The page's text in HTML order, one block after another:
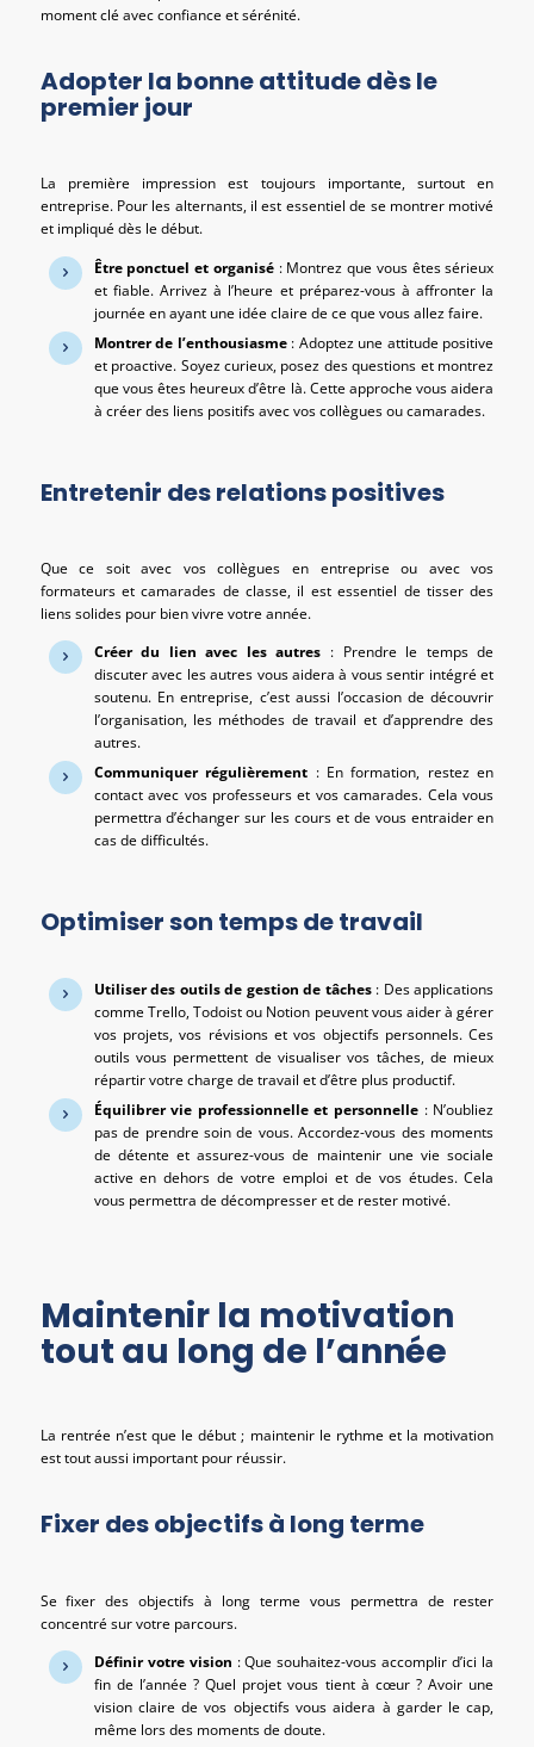
moment clé avec confiance et sérénité.
Adopter la bonne attitude dès le
premier jour
La première impression est toujours importante, surtout en
entreprise. Pour les alternants, il est essentiel de se montrer motivé
et impliqué dès le début.
Être ponctuel et organisé: Montrez que vous êtes sérieux
et fiable. Arrivez à l’heure et préparez-vous à affronter la
journée en ayant une idée claire de ce que vous allez faire.
Montrer de l’enthousiasme: Adoptez une attitude positive
et proactive. Soyez curieux, posez des questions et montrez
que vous êtes heureux d’être là. Cette approche vous aidera
à créer des liens positifs avec vos collègues ou camarades.
Entretenir des relations positives
Que ce soit avec vos collègues en entreprise ou avec vos
formateurs et camarades de classe, il est essentiel de tisser des
liens solides pour bien vivre votre année.
Créer du lien avec les autres : Prendre le temps de
discuter avec les autres vous aidera à vous sentir intégré et
soutenu. En entreprise, c’est aussi l’occasion de découvrir
l’organisation, les méthodes de travail et d’apprendre des
autres.
Communiquer régulièrement : En formation, restez en
contact avec vos professeurs et vos camarades. Cela vous
permettra d’échanger sur les cours et de vous entraider en
cas de difficultés.
Optimiser son temps de travail
Utiliser des outils de gestion de tâches: Des applications
comme Trello, Todoist ou Notion peuvent vous aider à gérer
vos projets, vos révisions et vos objectifs personnels. Ces
outils vous permettent de visualiser vos tâches, de mieux
répartir votre charge de travail et d’être plus productif.
Équilibrer vie professionnelle et personnelle : N’oubliez
pas de prendre soin de vous. Accordez-vous des moments
de détente et assurez-vous de maintenir une vie sociale
active en dehors de votre emploi et de vos études. Cela
vous permettra de décompresser et de rester motivé.
Maintenir la motivation
tout au long de l’année
La rentrée n’est que le début ; maintenir le rythme et la motivation
est tout aussi important pour réussir.
Fixer des objectifs à long terme
Se fixer des objectifs à long terme vous permettra de rester
concentré sur votre parcours.
Définir votre vision : Que souhaitez-vous accomplir d’ici la
fin de l’année ? Quel projet vous tient à cœur ? Avoir une
vision claire de vos objectifs vous aidera à garder le cap,
même lors des moments de doute.